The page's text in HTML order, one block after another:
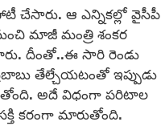
చేసారు. ఆ ఎన్నికల్లో వైసీపీ
మాజీ మంత్రి శంకర
దీంతో..ఈ సారి రెండు
తేల్చేయటంతో ఇప్పుడు
అదే విధంగా పరిటాల
కరంగా మారుతోంది.